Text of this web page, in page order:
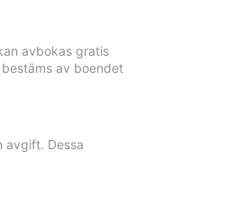
avbokas gratis
av boendet
avgift. Dessa